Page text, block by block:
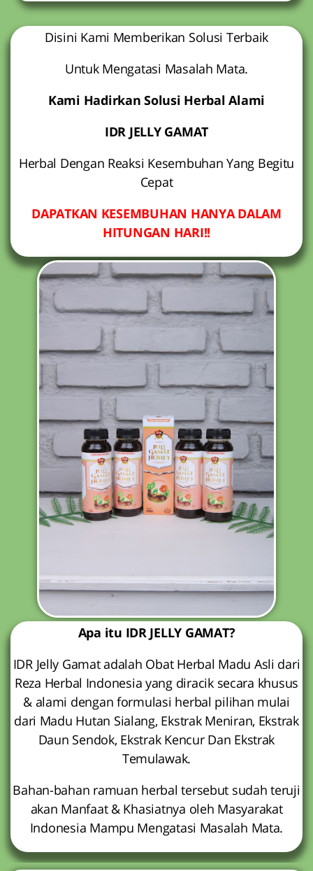
Disini Kami Memberikan Solusi Terbaik
Untuk Mengatasi Masalah Mata.
Kami Hadirkan Solusi Herbal Alami
IDR JELLY GAMAT
Herbal Dengan Reaksi Kesembuhan Yang Begitu
Cepat
DAPATKAN KESEMBUHAN HANYA DALAM
HITUNGAN HARI!!
Apa itu IDR JELLY GAMAT?
IDR Jelly Gamat adalah Obat Herbal Madu Asli dari
Reza Herbal Indonesia yang diracik secara khusus
& alami dengan formulasi herbal pilihan mulai
dari Madu Hutan Sialang, Ekstrak Meniran, Ekstrak
Daun Sendok, Ekstrak Kencur Dan Ekstrak
Temulawak.
Bahan-bahan ramuan herbal tersebut sudah teruji
akan Manfaat & Khasiatnya oleh Masyarakat
Indonesia Mampu Mengatasi Masalah Mata.